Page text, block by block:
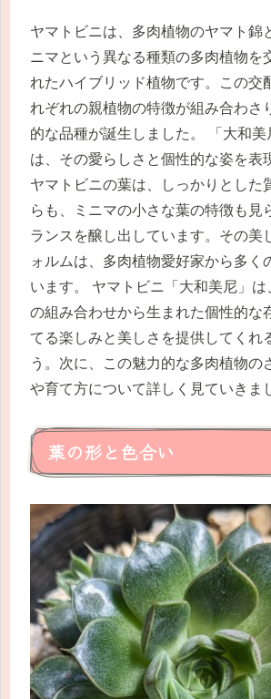
ヤマトビニは、多肉植物のヤマト錦
ニマという異なる種類の多肉植物を
れたハイブリッド植物です。この交
れぞれの親植物の特徴が組み合わさ
的な品種が誕生しました。 「大和
は、その愛らしさと個性的な姿を表
ヤマトビニの葉は、しっかりとした
らも、ミニマの小さな葉の特徴も見
ランスを醸し出しています。その美
ォルムは、多肉植物愛好家から多く
います。 ヤマトビニ「大和美尼」は
の組み合わせから生まれた個性的な
てる楽しみと美しさを提供してくれ
う。次に、この魅力的な多肉植物の
や育て方について詳しく見ていきま
葉の形と色合い